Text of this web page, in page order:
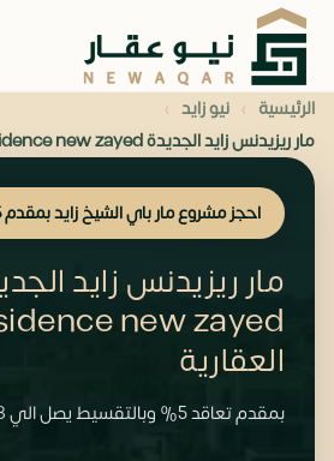
الرئيسية › نيو زايد ›
مار ريزيدنس زايد الجديدة mar residence new zayed
احجز مشروع مار باي الشيخ زايد بمقدم 5%
العقارية
بمقدم تعاقد 5% وبالتقسيط يصل الي 8 سنوات